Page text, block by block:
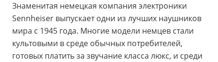
Знаменитая немецкая компания электроники
Sennheiser выпускает одни из лучших наушников
мира с 1945 года. Многие модели немцев стали
культовыми в среде обычных потребителей,
готовых платить за звучание класса люкс, и среди